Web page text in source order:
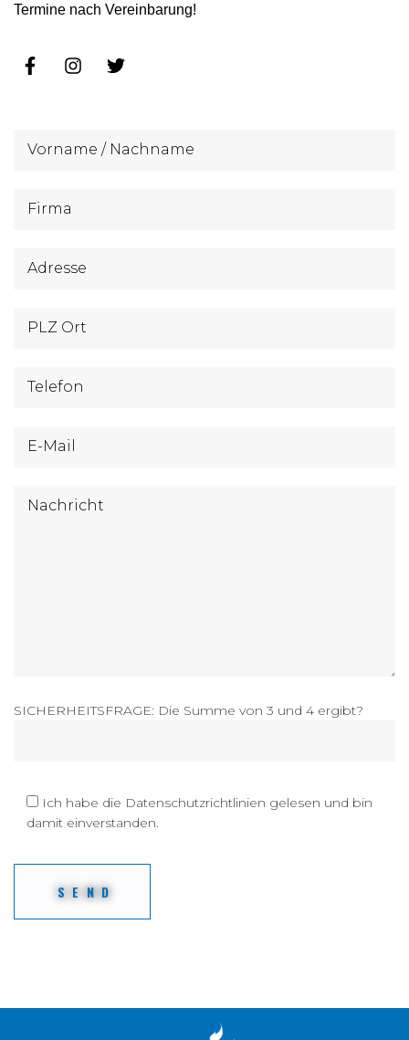
Termine nach Vereinbarung!
SICHERHEITSFRAGE: Die Summe von 3 und 4 ergibt?
Ich habe die Datenschutzrichtlinien gelesen und bin
damit einverstanden.